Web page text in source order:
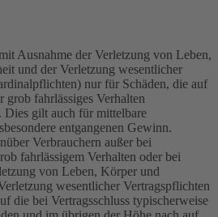
Ausnahme der Verletzung von Leben,
und der Verletzung wesentlicher
nur für Schäden, die auf
grob fahrlässiges Verhalten
Dies gilt auch für mittelbare
entgangenen Gewinn.
Verbrauchern außer bei
fahrlässigem Verhalten oder bei
von Leben, Körper und
wesentlicher Vertragspflichten
die bei Vertragsschluss typischerweise